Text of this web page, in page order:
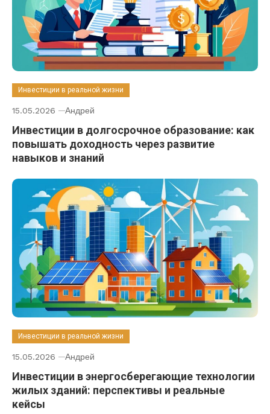
Инвестиции в реальной жизни
15.05.2026 Андрей
Инвестиции в долгосрочное образование: как
повышать доходность через развитие
навыков и знаний
Инвестиции в реальной жизни
15.05.2026 Андрей
Инвестиции в энергосберегающие технологии
жилых зданий: перспективы и реальные
кейсы